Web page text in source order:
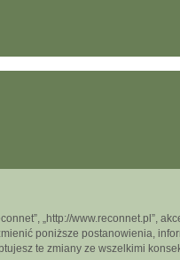
„http://
poniższe postanowienia,
te zmiany ze wszelkimi